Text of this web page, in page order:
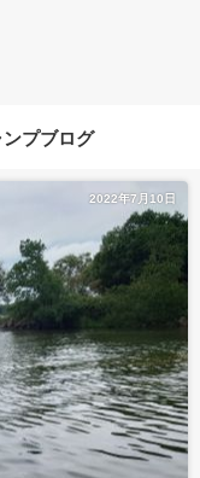
プブログ
2022年7月10日